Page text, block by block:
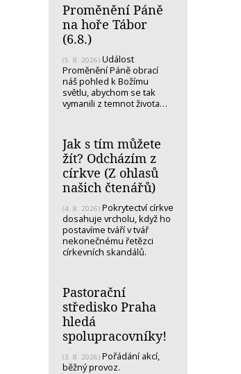
Proměnění Páně
na hoře Tábor
(6.8.)
(5. 8. 2026) Událost
Proměnění Páně obrací
náš pohled k Božímu
světlu, abychom se tak
vymanili z temnot života…
Jak s tím můžete
žít? Odcházím z
církve (Z ohlasů
našich čtenářů)
(4. 8. 2026) Pokrytectví církve
dosahuje vrcholu, když ho
postavíme tváří v tvář
nekonečnému řetězci
církevních skandálů.
Pastorační
středisko Praha
hledá
spolupracovníky!
(3. 8. 2026) Pořádání akcí,
běžný provoz.